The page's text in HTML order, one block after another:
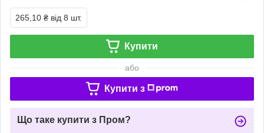
265,10 ₴ від 8 шт.
Купити
або
Купити з
Що таке купити з Пром?